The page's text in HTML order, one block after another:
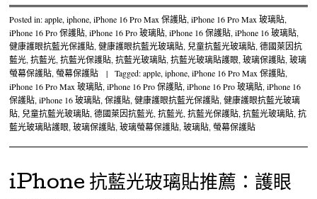
Posted in:apple,iphone,iPhone 16 Pro Max 保護貼,iPhone 16 Pro Max 玻璃貼,
iPhone 16 Pro 保護貼,iPhone 16 Pro 玻璃貼,iPhone 16 保護貼,iPhone 16 玻璃貼,
健康護眼抗藍光保護貼,健康護眼抗藍光玻璃貼, 兒童抗藍光玻璃貼,德國萊因抗
藍光,抗藍光,抗藍光保護貼,抗藍光玻璃貼,抗藍光玻璃貼護眼,玻璃保護貼,玻璃
螢幕保護貼,螢幕保護貼 | Tagged:apple,iphone,iPhone 16 Pro Max 保護貼,
iPhone 16 Pro Max 玻璃貼,iPhone 16 Pro 保護貼,iPhone 16 Pro 玻璃貼,iPhone 16
保護貼,iPhone 16 玻璃貼,保護貼,健康護眼抗藍光保護貼,健康護眼抗藍光玻璃
貼, 兒童抗藍光玻璃貼,德國萊因抗藍光,抗藍光,抗藍光保護貼,抗藍光玻璃貼,抗
藍光玻璃貼護眼,玻璃保護貼,玻璃螢幕保護貼,玻璃貼,螢幕保護貼
iPhone 抗藍光玻璃貼推薦：護眼